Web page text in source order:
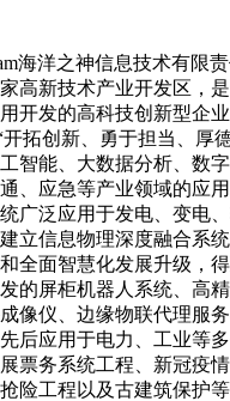
海洋之神信息技术有限
高新技术产业开发区，
开发的高科技创新型企业
拓创新、勇于担当、厚
智能、大数据分析、数
、应急等产业领域的应
广泛应用于发电、变电
立信息物理深度融合系
全面智慧化发展升级，
的屏柜机器人系统、高精
像仪、边缘物联代理服务
后应用于电力、工业等
票务系统工程、新冠疫
险工程以及古建筑保护